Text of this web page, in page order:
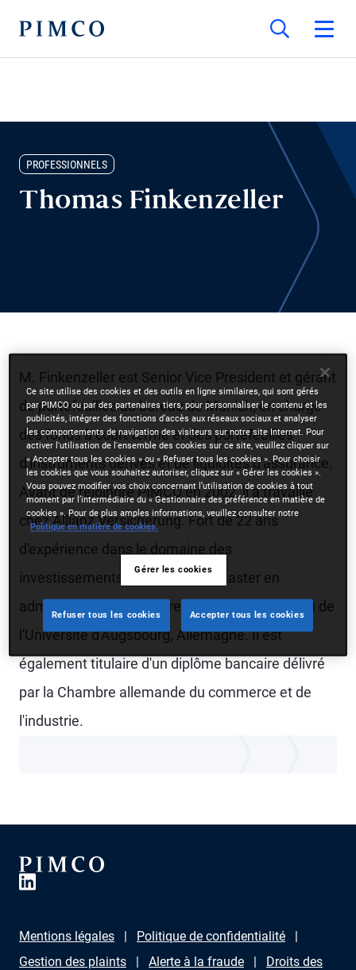
PROFESSIONNELS
Thomas Finkenzeller
M. Finkenzeller est Senior Vice President et gérant
de portefeuilles au bureau de Munich, en charge
des fonds à court terme et des portefeuilles
d'instruments dérivés et de liquidités d'assurance.
Avant de rejoindre PIMCO en 2002, il a travaillé
chez Allianz Versicherung. Fort de 22 ans
d'expérience dans le domaine des
investissements, il possède un master en
administration des affaires (Diplom-Kaufmann) de
l'Université d'Augsbourg, Allemagne. Il est
également titulaire d'un diplôme bancaire délivré
par la Chambre allemande du commerce et de
l'industrie.
Mentions légales
Politique de confidentialité
Gestion des plaints
Alerte à la fraude
Droits des
Ce site utilise des cookies et des outils en ligne similaires, qui sont gérés
par PIMCO ou par des partenaires tiers, pour personnaliser le contenu et les
publicités, intégrer des fonctions d’accès aux réseaux sociaux et analyser
les comportements de navigation des visiteurs sur notre site Internet. Pour
activer l'utilisation de l'ensemble des cookies sur ce site, veuillez cliquer sur
« Accepter tous les cookies » ou « Refuser tous les cookies ». Pour choisir
les cookies que vous souhaitez autoriser, cliquez sur « Gérer les cookies ».
Vous pouvez modifier vos choix concernant l’utilisation de cookies à tout
moment par l’intermédiaire du « Gestionnaire des préférence en matière de
cookies ». Pour de plus amples informations, veuillez consulter notre
Politique en matière de cookies.
Gérer les cookies
Refuser tous les cookies Accepter tous les cookies